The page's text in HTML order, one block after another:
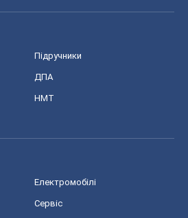
Підручники
ДПА
НМТ
Електромобілі
Сервіс